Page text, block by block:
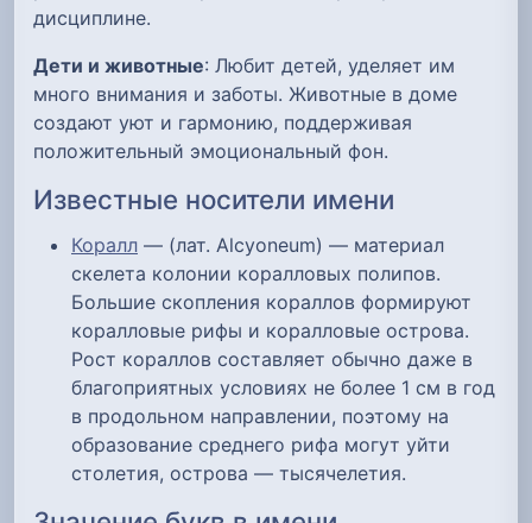
дисциплине.
Дети и животные: Любит детей, уделяет им
много внимания и заботы. Животные в доме
создают уют и гармонию, поддерживая
положительный эмоциональный фон.
Известные носители имени
Коралл — (лат. Alcyoneum) — материал
скелета колонии коралловых полипов.
Большие скопления кораллов формируют
коралловые рифы и коралловые острова.
Рост кораллов составляет обычно даже в
благоприятных условиях не более 1 см в год
в продольном направлении, поэтому на
образование среднего рифа могут уйти
столетия, острова — тысячелетия.